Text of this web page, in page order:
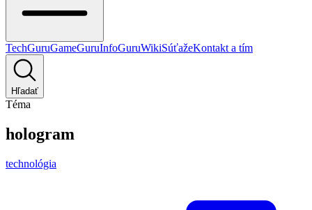
TechGuruGameGuruInfoGuruWikiSúťažeKontakt a tím
Hľadať
Téma
hologram
technológia